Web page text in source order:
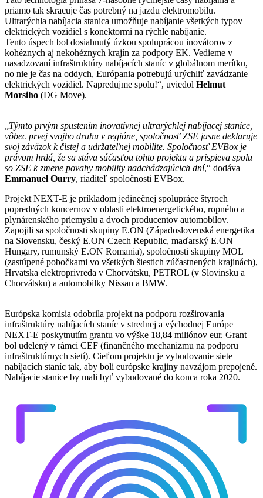
priamo tak skracuje čas potrebný na jazdu elektromobilu.
Ultrarýchla nabíjacia stanica umožňuje nabíjanie všetkých typov
elektrických vozidiel s konektormi na rýchle nabíjanie.
Tento úspech bol dosiahnutý úzkou spoluprácou inovátorov z
kohéznych aj nekohéznych krajín za podpory EK. Vedieme v
nasadzovaní infraštruktúry nabíjacích staníc v globálnom merítku,
no nie je čas na oddych, Európania potrebujú urýchliť zavádzanie
elektrických vozidiel. Napredujme spolu!“, uviedol Helmut
Morsiho (DG Move).
„Týmto prvým spustením inovatívnej ultrarýchlej nabíjacej stanice,
vôbec prvej svojho druhu v regióne, spoločnosť ZSE jasne deklaruje
svoj záväzok k čistej a udržateľnej mobilite. Spoločnosť EVBox je
právom hrdá, že sa stáva súčasťou tohto projektu a prispieva spolu
so ZSE k zmene povahy mobility nadchádzajúcich dní,“ dodáva
Emmanuel Ourry, riaditeľ spoločnosti EVBox.
Projekt NEXT-E je príkladom jedinečnej spolupráce štyroch
popredných koncernov v oblasti elektroenergetického, ropného a
plynárenského priemyslu a dvoch producentov automobilov.
Zapojili sa spoločnosti skupiny E.ON (Západoslovenská energetika
na Slovensku, český E.ON Czech Republic, maďarský E.ON
Hungary, rumunský E.ON Romania), spoločnosti skupiny MOL
(zastúpené pobočkami vo všetkých šiestich zúčastnených krajinách),
Hrvatska elektroprivreda v Chorvátsku, PETROL (v Slovinsku a
Chorvátsku) a automobilky Nissan a BMW.
Európska komisia odobrila projekt na podporu rozširovania
infraštruktúry nabíjacích staníc v strednej a východnej Európe
NEXT-E poskytnutím grantu vo výške 18,84 miliónov eur. Grant
bol udelený v rámci CEF (finančného mechanizmu na podporu
infraštruktúrnych sietí). Cieľom projektu je vybudovanie siete
nabíjacích staníc tak, aby boli európske krajiny navzájom prepojené.
Nabíjacie stanice by mali byť vybudované do konca roka 2020.